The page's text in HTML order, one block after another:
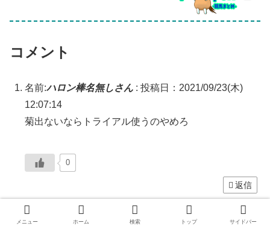
コメント
名前:ハロン棒名無しさん : 投稿日：2021/09/23(木)
12:07:14
菊出ないならトライアル使うのやめろ
0
返信
名前: ハロン棒名無しさん: 投稿日：2021/09/23(木)
メニュー ホーム 検索 トップ サイドバー